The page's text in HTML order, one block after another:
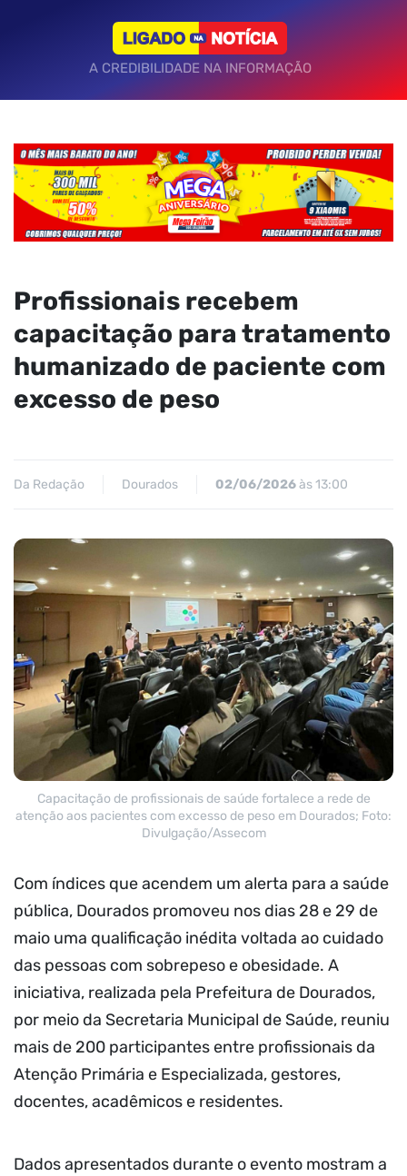
A CREDIBILIDADE NA INFORMAÇÃO
Profissionais recebem
capacitação para tratamento
humanizado de paciente com
excesso de peso
Da Redação Dourados 02/06/2026às 13:00
Capacitação de profissionais de saúde fortalece a rede de
atenção aos pacientes com excesso de peso em Dourados; Foto:
Divulgação/Assecom
Com índices que acendem um alerta para a saúde
pública, Dourados promoveu nos dias 28 e 29 de
maio uma qualificação inédita voltada ao cuidado
das pessoas com sobrepeso e obesidade. A
iniciativa, realizada pela Prefeitura de Dourados,
por meio da Secretaria Municipal de Saúde, reuniu
mais de 200 participantes entre profissionais da
Atenção Primária e Especializada, gestores,
docentes, acadêmicos e residentes.
Dados apresentados durante o evento mostram a